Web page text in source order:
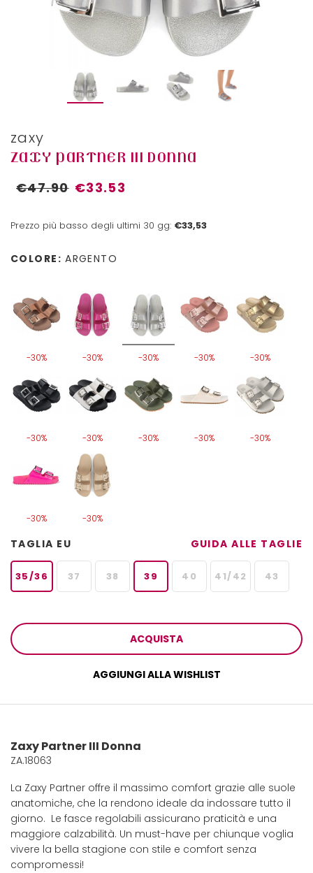
zaxy
ZAXY PARTNER III DONNA
€47.90 €33.53
Prezzo più basso degli ultimi 30 gg: €33,53
COLORE: ARGENTO
-30% -30% -30% -30% -30%
-30% -30% -30% -30% -30%
-30% -30%
TAGLIA EU GUIDA ALLE TAGLIE
35/36 37 38 39 40 41/42 43
ACQUISTA
AGGIUNGI ALLA WISHLIST
Zaxy Partner III Donna
ZA.18063
La Zaxy Partner offre il massimo comfort grazie alle suole
anatomiche, che la rendono ideale da indossare tutto il
giorno. Le fasce regolabili assicurano praticità e una
maggiore calzabilità. Un must-have per chiunque voglia
vivere la bella stagione con stile e comfort senza
compromessi!